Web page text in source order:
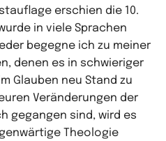
erschien die 10.
in viele Sprachen
begegne ich zu meiner
denen es in schwieriger
Glauben neu Stand zu
Veränderungen der
gegangen sind, wird es
Theologie